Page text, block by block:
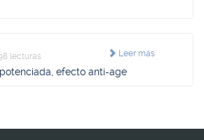
Leer más
lecturas
efecto anti-age